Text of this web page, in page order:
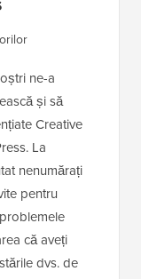
ne-a
și să
Creative
La
nenumărați
pentru
că aveți
dvs. de